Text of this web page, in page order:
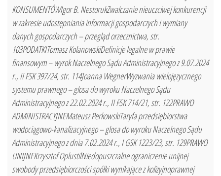
KONSUMENTÓWIgor B. NestorukZwalczanie nieuczciwej konkurencji
w zakresie udostępniania informacji gospodarczych i wymiany
danych gospodarczych – przegląd orzecznictwa, str.
103PODATKITomasz KolanowskiDefinicje legalne w prawie
finansowym – wyrok Naczelnego Sądu Administracyjnego z 9.07.2024
r., II FSK 397/24, str. 114Joanna WegnerWyzwania wielojęzycznego
systemu prawnego – glosa do wyroku Naczelnego Sądu
Administracyjnego z 22.02.2024 r., II FSK 714/21, str. 122PRAWO
ADMINISTRACYJNEMateusz PerkowskiTaryfa przedsiębiorstwa
wodociągowo-kanalizacyjnego – glosa do wyroku Naczelnego Sądu
Administracyjnego z dnia 7.02.2024 r., I GSK 1223/23, str. 129PRAWO
UNIJNEKrzysztof OplustilNiedopuszczalne ograniczenie unijnej
swobody przedsiębiorczości spółki wynikające z kolizyjnoprawnej